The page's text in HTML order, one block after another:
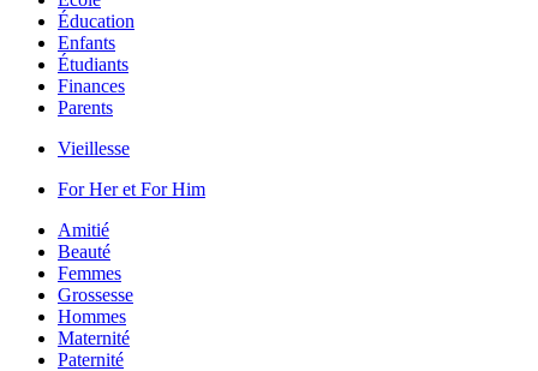
Éducation
Enfants
Étudiants
Finances
Parents
Vieillesse
For Her et For Him
Amitié
Beauté
Femmes
Grossesse
Hommes
Maternité
Paternité